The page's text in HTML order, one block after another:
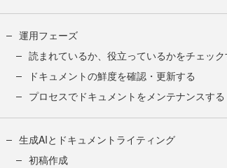
運用フェーズ
読まれているか、役立っているかをチェック
ドキュメントの鮮度を確認・更新する
プロセスでドキュメントをメンテナンスする
生成AIとドキュメントライティング
初稿作成